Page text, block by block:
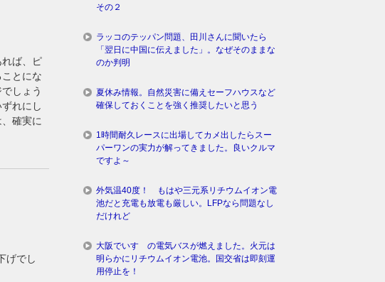
ば、ピ
とにな
しょう
れにし
確実に
げでし
その２
ラッコのテッパン問題、田川さんに聞いたら
「翌日に中国に伝えました」。なぜそのままな
のか判明
夏休み情報。自然災害に備えセーフハウスなど
確保しておくことを強く推奨したいと思う
1時間耐久レースに出場してカメ出したらスー
パーワンの実力が解ってきました。良いクルマ
ですよ～
外気温40度！ もはや三元系リチウムイオン電
池だと充電も放電も厳しい。LFPなら問題なし
だけれど
大阪でいすゞの電気バスが燃えました。火元は
明らかにリチウムイオン電池。国交省は即刻運
用停止を！